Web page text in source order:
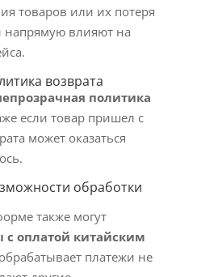
товаров или их потеря
напрямую влияют на
возврата
политика
если товар пришел с
может оказаться
обработки
также могут
с оплатой китайским
платежи не